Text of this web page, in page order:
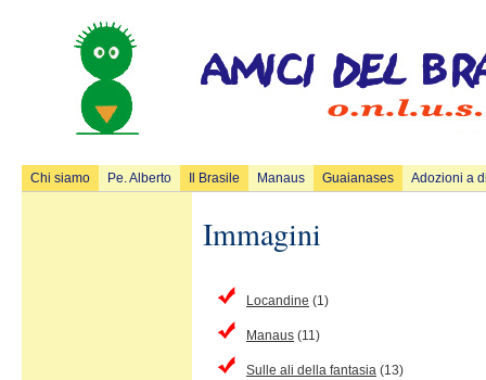
Chi siamo Pe. Alberto Il Brasile Manaus Guaianases Adozioni a
Immagini
Locandine (1)
Manaus (11)
Sulle ali della fantasia (13)